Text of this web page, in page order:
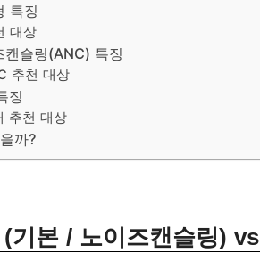
특징
대상
슬링(ANC) 특징
추천 대상
징
추천 대상
까?
기본 / 노이즈캔슬링)